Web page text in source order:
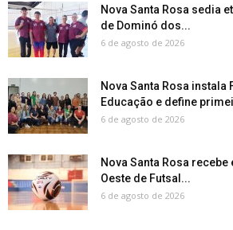
Nova Santa Rosa sedia
de Dominó dos...
6 de agosto de 2026
Nova Santa Rosa
Educação e define
6 de agosto de 2026
Nova Santa Rosa
Oeste de Futsal...
6 de agosto de 2026